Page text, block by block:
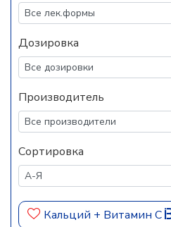
Дозировка
Производитель
Сортировка
Кальций + Витамин C